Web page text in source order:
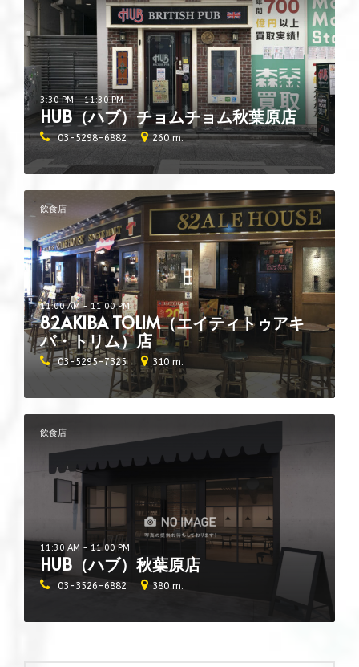
HUB（ハブ）チョムチョム秋葉原店
3:30 PM - 11:30 PM
03-5298-6882 260 m.
飲食店
82AKIBA TOLIM（エイティトゥアキ
バ・トリム）店
11:00 AM - 11:00 PM
03-5295-7325 310 m.
飲食店
HUB（ハブ）秋葉原店
11:30 AM - 11:00 PM
03-3526-6882 380 m.